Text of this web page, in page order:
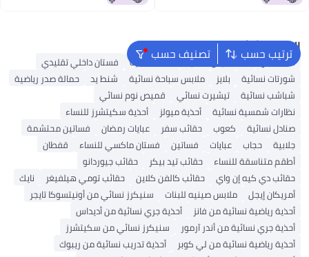
ترتيب حسب تصنيف حسب البحث الشائع
شنط ألدو شنط جيس نسائية شنط نسائية
فستان داخلي تقليدي
شورتات نسائية
بلايز ملابس سباحة نسائية شنط يد
حمالة صدر رياضية
شباشب نسائية
تيشيرت نسائي
قميص نوم نسائي
نظارات شمسية نسائية
أحذية ميولز
أحذية سكيتشرز للنساء
صنادل نسائية
كعوب حقائب سفر عبايات رمضان
فساتين محتشمة
جلابية
حجاب عبايات فساتين فستان ماكسي للنساء
قفطان
أطقم متناسقة للنساء
حقائب تيد بيكر
حقائب جيوردانو
حقائب دي كيه إن واي
حقائب كالفن كلاين حقائب تومي هيلفيغر
نايك
أمريكان إيجل
ملابس صينيه للبنات
سنيكرز نسائي من أونيتسوكا تايجر
أحذية رياضية نسائية من فانز
أحذية جري نسائية من أديداس
أحذية جري نسائية من أندر آرمور
سنيكرز نسائي من سكيتشرز
أحذية رياضية نسائية من لي كوبر
أحذية تدريب نسائية من ريبوك